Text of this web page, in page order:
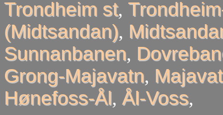
Trondheim st,
(Midtsandan),
Sunnanbanen,
Grong-Majavatn,
Hønefoss-Ål, Ål-Voss,